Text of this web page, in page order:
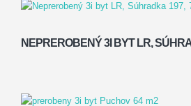
NEPREROBENÝ 3I BYT LR,